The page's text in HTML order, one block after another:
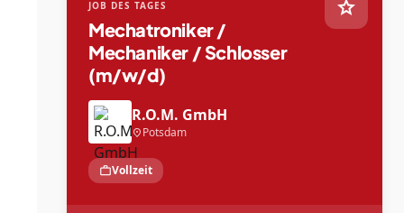
star
JOB DES TAGES
Mechatroniker /
Mechaniker / Schlosser
(m/w/d)
R.O.M. GmbH
location_on Potsdam
workVollzeit